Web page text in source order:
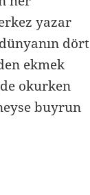
yazar
dört
ekmek
okurken
buyrun